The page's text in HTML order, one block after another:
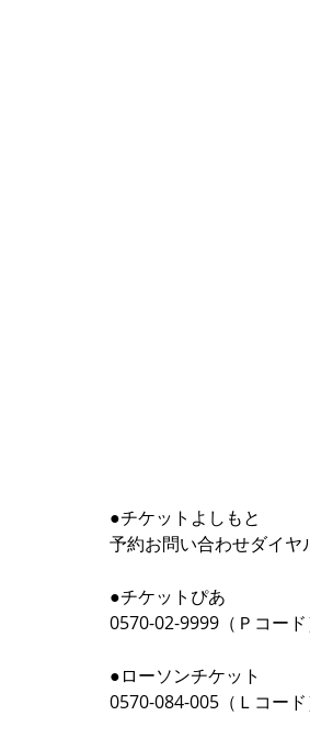
●チケットよしもと
予約お問い合わせダイ
●チケットぴあ
0570-02-9999（Ｐコード
●ローソンチケット
0570-084-005（Ｌコー